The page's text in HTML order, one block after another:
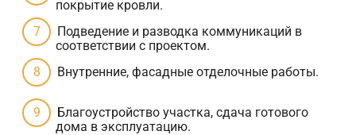
покрытие кровли.
Подведение и разводка коммуникаций в
соответствии с проектом.
Внутренние, фасадные отделочные работы.
Благоустройство участка, сдача готового
дома в эксплуатацию.